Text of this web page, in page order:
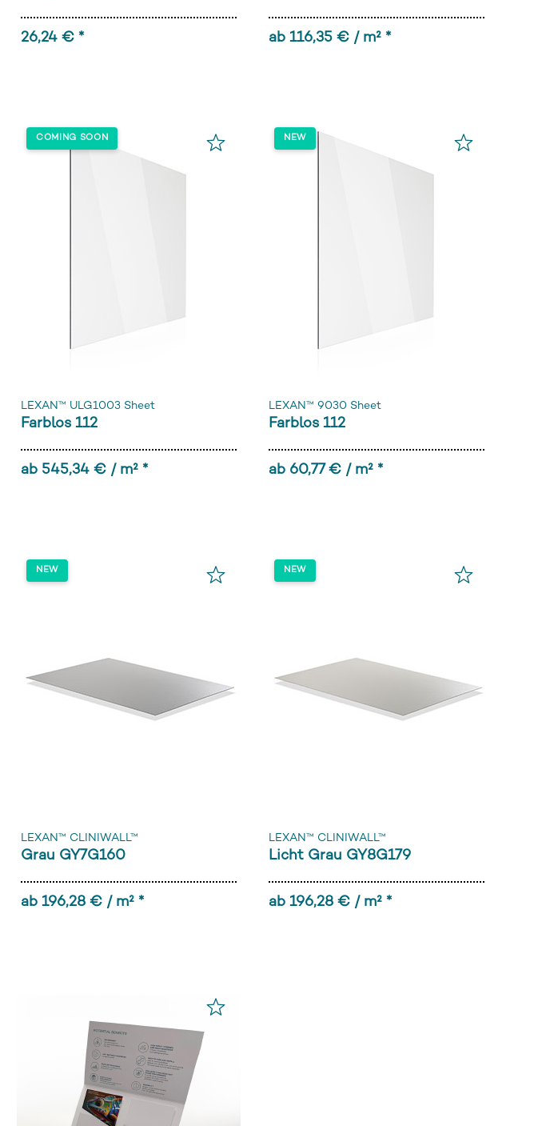
26,24 € * ab 116,35 € / m² *
LEXAN™ ULG1003 Sheet
Farblos 112
ab 545,34 € / m² *
LEXAN™ 9030 Sheet
Farblos 112
ab 60,77 € / m² *
LEXAN™ CLINIWALL™
Grau GY7G160
ab 196,28 € / m² *
LEXAN™ CLINIWALL™
Licht Grau GY8G179
ab 196,28 € / m² *